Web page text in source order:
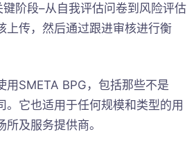
阶段–从自我评估问卷到风险评估
上传，然后通过跟进审核进行衡
用SMETA BPG，包括那些不是
它也适用于任何规模和类型的用
及服务提供商。